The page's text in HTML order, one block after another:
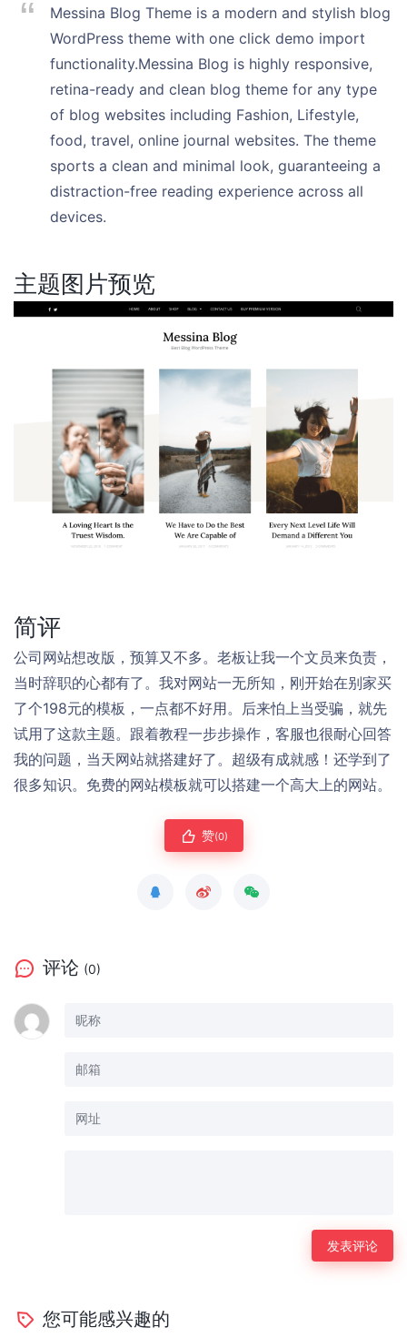
Messina Blog Theme is a modern and stylish blog
WordPress theme with one click demo import
functionality.Messina Blog is highly responsive,
retina-ready and clean blog theme for any type
of blog websites including Fashion, Lifestyle,
food, travel, online journal websites. The theme
sports a clean and minimal look, guaranteeing a
distraction-free reading experience across all
devices.
主题图片预览
简评
公司网站想改版，预算又不多。老板让我一个文员来负责，
当时辞职的心都有了。我对网站一无所知，刚开始在别家买
了个198元的模板，一点都不好用。后来怕上当受骗，就先
试用了这款主题。跟着教程一步步操作，客服也很耐心回答
我的问题，当天网站就搭建好了。超级有成就感！还学到了
很多知识。免费的网站模板就可以搭建一个高大上的网站。
赞(0)
评论 (0)
您可能感兴趣的